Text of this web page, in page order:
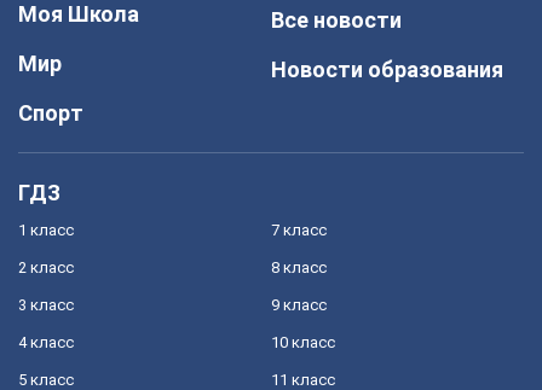
Моя Школа
Мир
Спорт
Все новости
Новости образования
ГДЗ
1 класс
2 класс
3 класс
4 класс
5 класс
7 класс
8 класс
9 класс
10 класс
11 класс